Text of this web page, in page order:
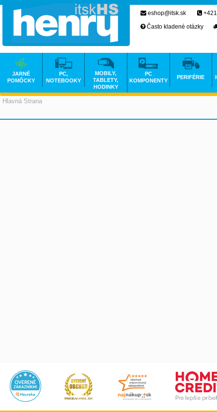
Hlavná Strana
eshop@itsk.sk
Často kladené otázky
JARNÉ
POMÔCKY
PC,
NOTEBOOKY
MOBILY,
TABLETY,
HODINKY
PC
KOMPONENTY
PERIFÉRIE